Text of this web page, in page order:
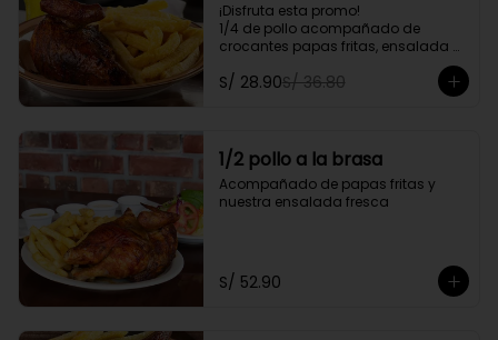
¡Disfruta esta promo!
1/4 de pollo acompañado de
crocantes papas fritas, ensalada
personal y gratis una gaseosa de
500ml.
S/ 28.90S/ 36.80
1/2 pollo a la brasa
Acompañado de papas fritas y
nuestra ensalada fresca
S/ 52.90